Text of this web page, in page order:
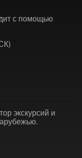
с помощью
экскурсий и